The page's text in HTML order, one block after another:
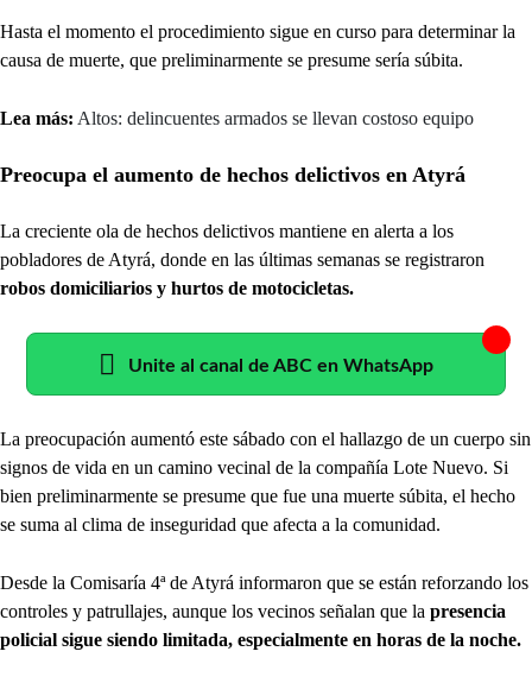
Hasta el momento el procedimiento sigue en curso para determinar la
causa de muerte, que preliminarmente se presume sería súbita.
Lea más: Altos: delincuentes armados se llevan costoso equipo
Preocupa el aumento de hechos delictivos en Atyrá
La creciente ola de hechos delictivos mantiene en alerta a los
pobladores de Atyrá, donde en las últimas semanas se registraron
robos domiciliarios y hurtos de motocicletas.
Unite al canal de ABC en WhatsApp
La preocupación aumentó este sábado con el hallazgo de un cuerpo sin
signos de vida en un camino vecinal de la compañía Lote Nuevo. Si
bien preliminarmente se presume que fue una muerte súbita, el hecho
se suma al clima de inseguridad que afecta a la comunidad.
Desde la Comisaría 4ª de Atyrá informaron que se están reforzando los
controles y patrullajes, aunque los vecinos señalan que la presencia
policial sigue siendo limitada, especialmente en horas de la noche.